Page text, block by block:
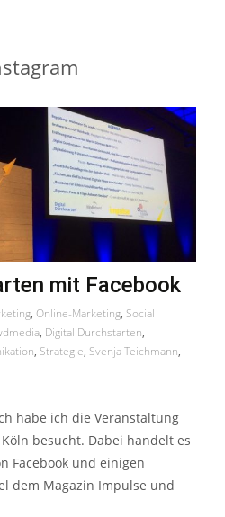
mit Facebook
, Online-Marketing, Social
, Digital Durchstarten,
, Strategie, Svenja Teichmann,
habe ich die Veranstaltung
besucht. Dabei handelt es
Facebook und einigen
dem Magazin Impulse und